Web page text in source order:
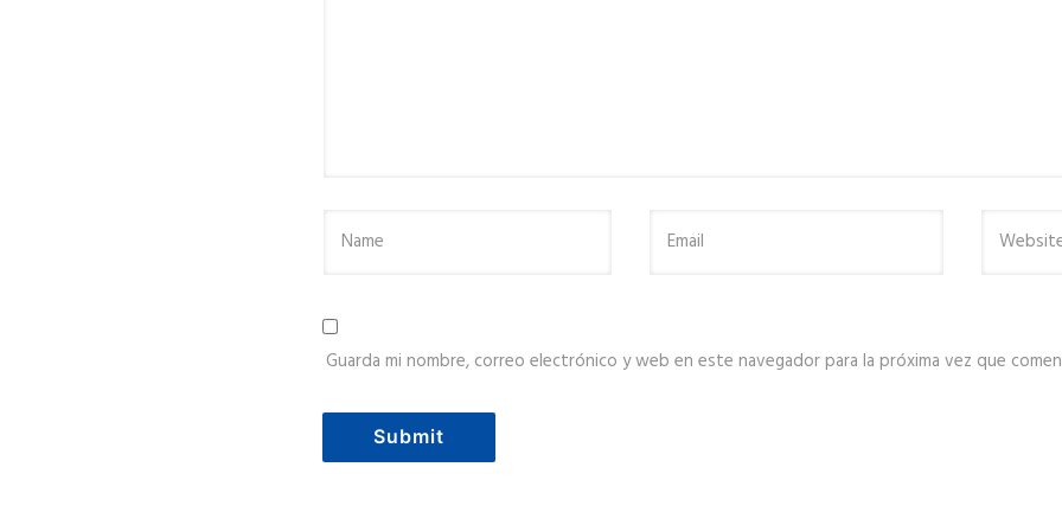
Guarda mi nombre, correo electrónico y web en este navegador para la próxima vez que